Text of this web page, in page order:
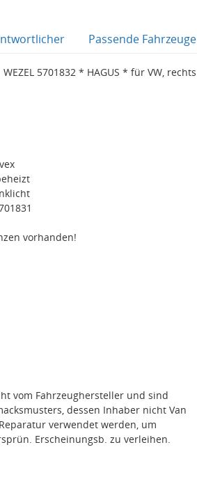
Passende Fahrzeuge
5701832 * HAGUS * für VW, rechts
vorhanden!
vom Fahrzeughersteller und sind
dessen Inhaber nicht Van
verwendet werden, um
Erscheinungsb. zu verleihen.